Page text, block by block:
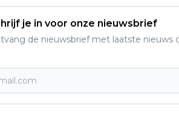
je in voor onze nieuwsbrief
de nieuwsbrief met laatste nieuws